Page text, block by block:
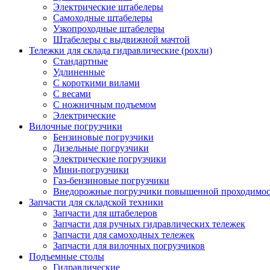
Электрические штабелеры
Самоходные штабелеры
Узкопроходные штабелеры
Штабелеры с выдвижной мачтой
Тележки для склада гидравлические (рохли)
Стандартные
Удлиненные
С короткими вилами
С весами
С ножничным подъемом
Электрические
Вилочные погрузчики
Бензиновые погрузчики
Дизельные погрузчики
Электрические погрузчики
Мини-погрузчики
Газ-бензиновые погрузчики
Внедорожные погрузчики повышенной
Запчасти для складской техники
Запчасти для штабелеров
Запчасти для ручных гидравлических тележек
Запчасти для самоходных тележек
Запчасти для вилочных погрузчиков
Подъемные столы
Гидравлические